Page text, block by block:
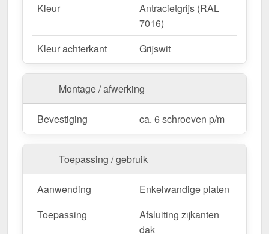
bescherming voor kleinere bouwprojecten.
Commerciële & industriële hallen
dakranden voor grote dakoppervlakken.
Regen & äußere Einflüsse.
Op maat gemaakt & efficiënte montage
Uw windveren zijn verkrijgbaar invaste lengtesen
worden niet gezaagd. Delengte is 2,00 m, zodat u
de afwerking optimaal kunt aanpassen aan uw
dakoppervlak.
Als er ter plaatse aanpassingen nodig zijn, kan de
metalen plaat gemakkelijk worden ingekort door
deze te zagen.
Kleur
Antracietgrijs (RAL
7016)
Kleur achterkant
Grijswit
Montage / afwerking
Bevestiging ca. 6 schroeven p/m
Toepassing / gebruik
Aanwending
Enkelwandige platen
Toepassing
Afsluiting zijkanten
dak